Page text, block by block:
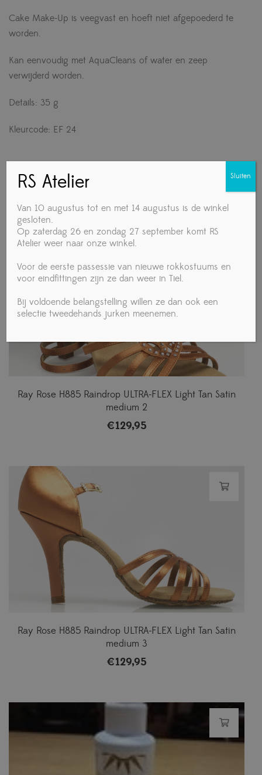
Cake Make-Up is veegvast en hoeft niet afgepoederd te
worden.
Kan eenvoudig met AquaCleans of water en zeep
verwijderd worden.
Details: 35 g
Kleurcode: EF 24
Gerelateerde producten
Ray Rose H885 Raindrop ULTRA-FLEX Light Tan Satin
medium 2
€129,95
Ray Rose H885 Raindrop ULTRA-FLEX Light Tan Satin
medium 3
€129,95
RS Atelier
Van 10 augustus tot en met 14 augustus is de winkel
gesloten.
Op zaterdag 26 en zondag 27 september komt RS
Atelier weer naar onze winkel.
Voor de eerste passessie van nieuwe rokkostuums en
voor eindfittingen zijn ze dan weer in Tiel.
Bij voldoende belangstelling willen ze dan ook een
selectie tweedehands jurken meenemen.
Sluiten